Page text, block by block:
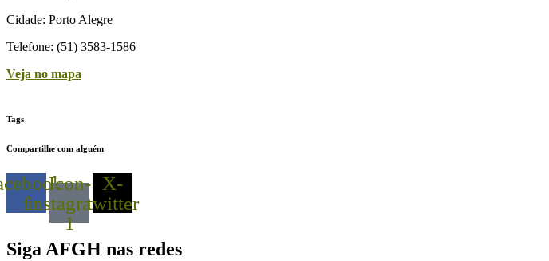
Cidade: Porto Alegre
Telefone: (51) 3583-1586
Veja no mapa
Tags
Compartilhe com alguém
f
Icon-
instagram-
1
X-
twitter
Siga AFGH nas redes